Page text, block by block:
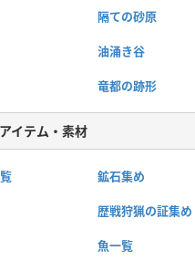
隔ての砂原
油涌き谷
竜都の跡形
イテム・素材
鉱石集め
歴戦狩猟の証集め
魚一覧